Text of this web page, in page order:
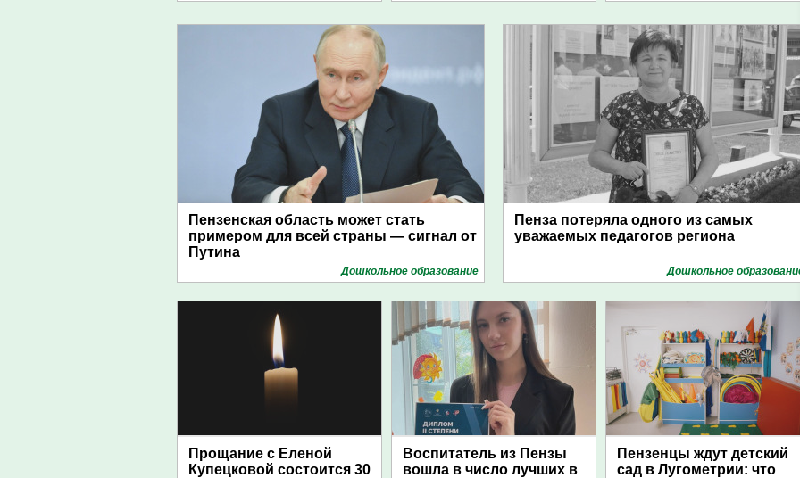
Пензенская область может стать
примером для всей страны — сигнал от
Путина
Дошкольное образование
Пенза потеряла одного из самых
уважаемых педагогов региона
Дошкольное
Прощание с Еленой
Купецковой состоится 30
Воспитатель из Пензы
вошла в число лучших в
Пензенцы ждут детский
сад в Лугометрии: что